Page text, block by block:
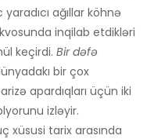
ağıllar köhnə
inqilab etdikləri
keçirdi. Bir dəfə
bir çox
apardıqları üçün iki
izləyir.
xüsusi tarix arasında